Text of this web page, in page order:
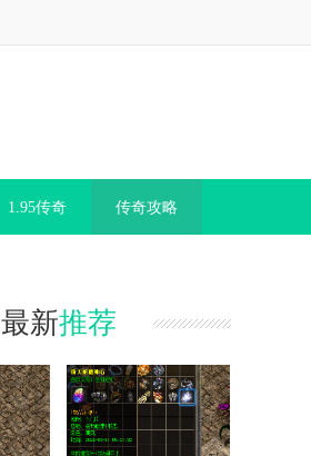
1.95传奇 传奇攻略
最新推荐